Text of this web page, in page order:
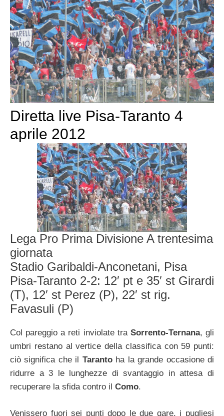
Diretta live Pisa-Taranto 4
aprile 2012
Lega Pro Prima Divisione A trentesima
giornata
Stadio Garibaldi-Anconetani, Pisa
Pisa-Taranto 2-2: 12′ pt e 35′ st Girardi
(T), 12′ st Perez (P), 22′ st rig.
Favasuli (P)
Col pareggio a reti inviolate tra Sorrento-Ternana, gli
umbri restano al vertice della classifica con 59 punti:
ciò significa che il Tarantoha la grande occasione di
ridurre a 3 le lunghezze di svantaggio in attesa di
recuperare la sfida contro il Como.
Venissero fuori sei punti dopo le due gare, i pugliesi